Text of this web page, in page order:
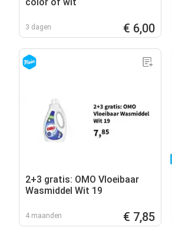
3 dagen € 6,00
2+3 gratis: OMO Vloeibaar
Wasmiddel Wit 19
4 maanden € 7,85